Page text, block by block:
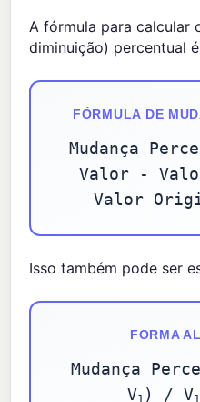
A fórmula para calcular
diminuição) percentual
FÓRMULA DE
Mudança
Valor -
Valor
Isso também pode ser
FORMA
Mudança
V ) / V